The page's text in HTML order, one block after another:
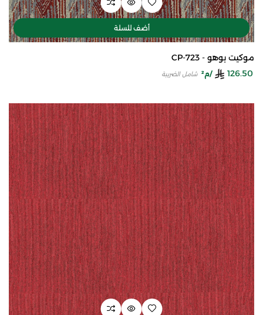
أضف للسلة
موكيت بوهو - CP-723
126.50
/م² شامل الضريبة